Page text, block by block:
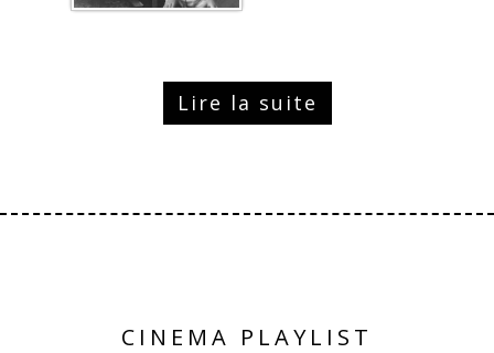
Lire la suite
CINEMA PLAYLIST